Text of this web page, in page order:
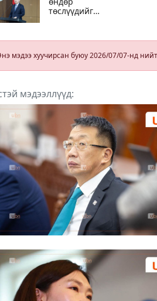
төслүүдийг
нөхдүүддээ
хуваарилдаг
мэдээ хуучирсан буюу 2026/07/07-нд
мэдээллүүд: